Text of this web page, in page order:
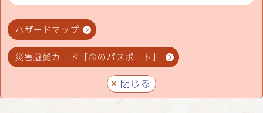
ハザードマップ
災害避難カード「命のパスポート」
閉じる